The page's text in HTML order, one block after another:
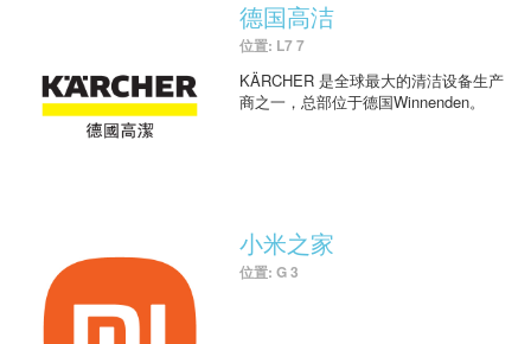
德国高洁
位置: L7 7
KÄRCHER 是全球最大的清洁设备生产
商之一，总部位于德国Winnenden。
小米之家
位置: G 3